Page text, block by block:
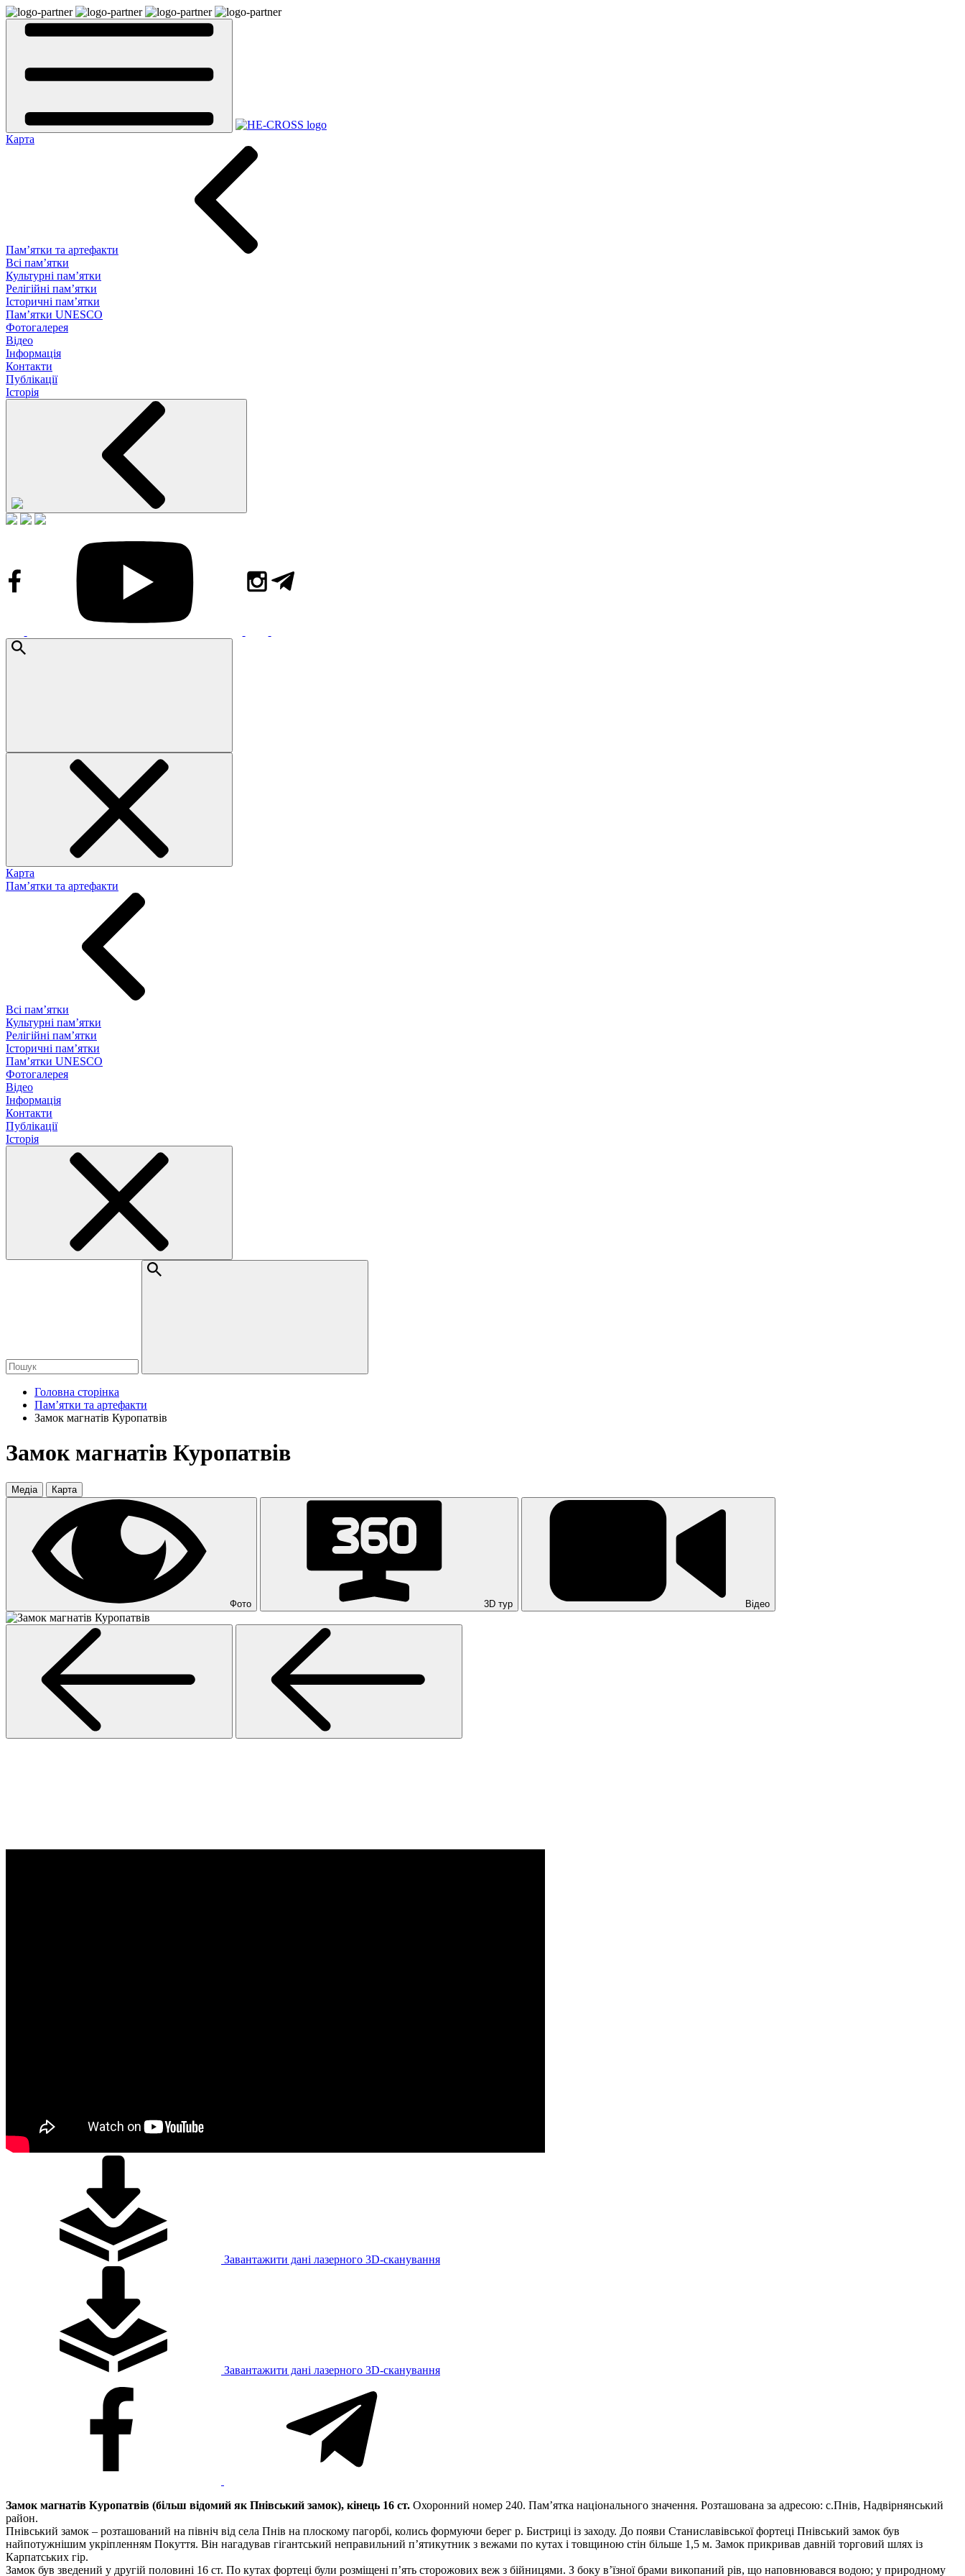
Карта
Пам’ятки та артефакти
Всі пам’ятки
Культурні пам’ятки
Релігійні пам’ятки
Історичні пам’ятки
Пам’ятки UNESCO
Фотогалерея
Відео
Інформація
Контакти
Публікації
Історія
Карта
Пам’ятки та артефакти
Всі пам’ятки
Культурні пам’ятки
Релігійні пам’ятки
Історичні пам’ятки
Пам’ятки UNESCO
Фотогалерея
Відео
Інформація
Контакти
Публікації
Історія
Головна сторінка
Пам’ятки та артефакти
Замок магнатів Куропатвів
Замок магнатів Куропатвів
Медіа Карта
Фото 3D тур Відео
Завантажити дані лазерного 3D-сканування
Завантажити дані лазерного 3D-сканування
Замок магнатів Куропатвів (більш відомий як Пнівський замок), кінець 16 ст. Охоронний номер 240. Пам’ятка національного значення. Розташована за адресою: с.Пнів, Надвірнянський
район.
Пнівський замок – розташований на північ від села Пнів на плоскому пагорбі, колись формуючи берег р. Бистриці із заходу. До появи Станиславівської фортеці Пнівський замок був
найпотужнішим укріпленням Покуття. Він нагадував гігантський неправильний п’ятикутник з вежами по кутах і товщиною стін більше 1,5 м. Замок прикривав давній торговий шлях із
Карпатських гір.
Замок був зведений у другій половині 16 ст. По кутах фортеці були розміщені п’ять сторожових веж з бійницями. З боку в’їзної брами викопаний рів, що наповнювався водою; у природному